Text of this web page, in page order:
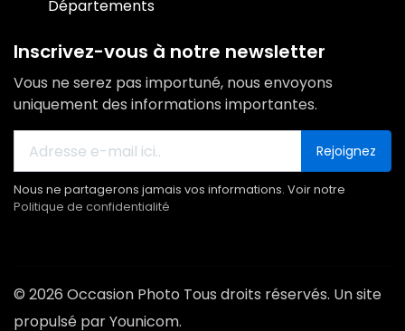
Départements
Inscrivez-vous à notre newsletter
Vous ne serez pas importuné, nous envoyons
uniquement des informations importantes.
Rejoignez
Nous ne partagerons jamais vos informations. Voir notre
Politique de confidentialité
© 2026 Occasion Photo Tous droits réservés. Un site
propulsé par Younicom.